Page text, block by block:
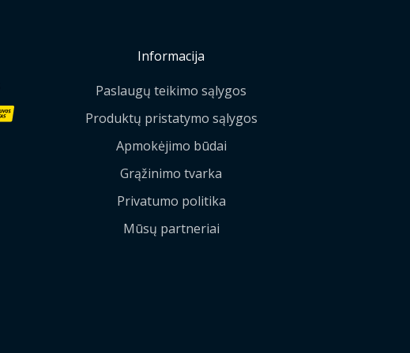
Informacija
Paslaugų teikimo sąlygos
Produktų pristatymo sąlygos
Apmokėjimo būdai
Grąžinimo tvarka
Privatumo politika
Mūsų partneriai